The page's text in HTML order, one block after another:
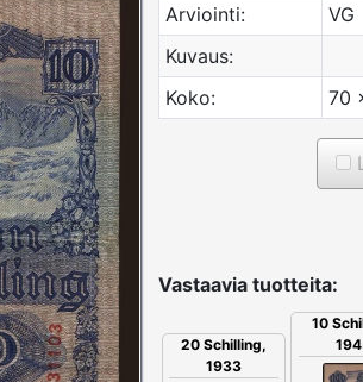
Arviointi:
VG
Kuvaus:
Koko:
70
Vastaavia tuotteita:
20 Schilling,
1933
10